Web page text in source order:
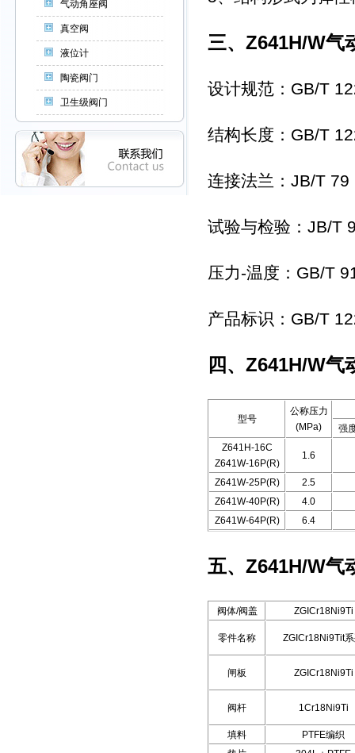
气动角座阀
真空阀
液位计
陶瓷阀门
卫生级阀门
三、Z641H/W气
设计规范：GB/T
结构长度：GB/T
连接法兰：JB/T 79
试验与检验：JB/T
压力-温度：GB/T
产品标识：GB/T
四、 Z641H/W气
型号
公称压力
(MPa)
强
Z641H-16C
Z641W-16P(R)
1.6
Z641W-25P(R)
2.5
Z641W-40P(R)
4.0
Z641W-64P(R)
6.4
五、Z641H/W气
阀体/阀盖 ZGICr18Ni9Ti
零件名称 ZGICr18Ni9Tit
闸板 ZGICr18Ni9Ti
阀杆 1Cr18Ni9Ti
填料
PTFE编织